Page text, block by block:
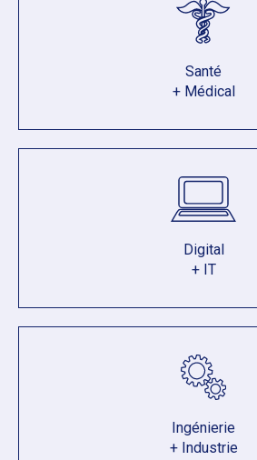
Santé
+ Médical
Digital
+ IT
Ingénierie
+ Industrie